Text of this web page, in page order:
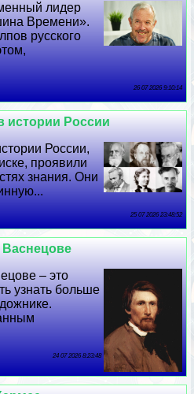
лидер
Времени».
русского
26 07 2026 9:10:14
России
России,
проявили
знания. Они
25 07 2026 23:48:52
Васнецове
– это
узнать больше
24 07 2026 8:23:48